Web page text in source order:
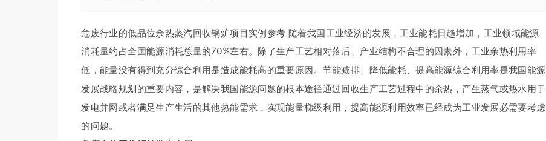
危废行业的低品位余热蒸汽回收锅炉项目实例参考 随着我国工业经济的发展，工业能耗日趋增加，工业领域能源
消耗量约占全国能源消耗总量的70%左右。除了生产工艺相对落后、产业结构不合理的因素外，工业余热利用率
低，能量没有得到充分综合利用是造成能耗高的重要原因。节能减排、降低能耗、提高能源综合利用率是我国能源
发展战略规划的重要内容，是解决我国能源问题的根本途径通过回收生产工艺过程中的余热，产生蒸气或热水用于
发电并网或者满足生产生活的其他热能需求，实现能量梯级利用，提高能源利用效率已经成为工业发展必需要考虑
的问题。